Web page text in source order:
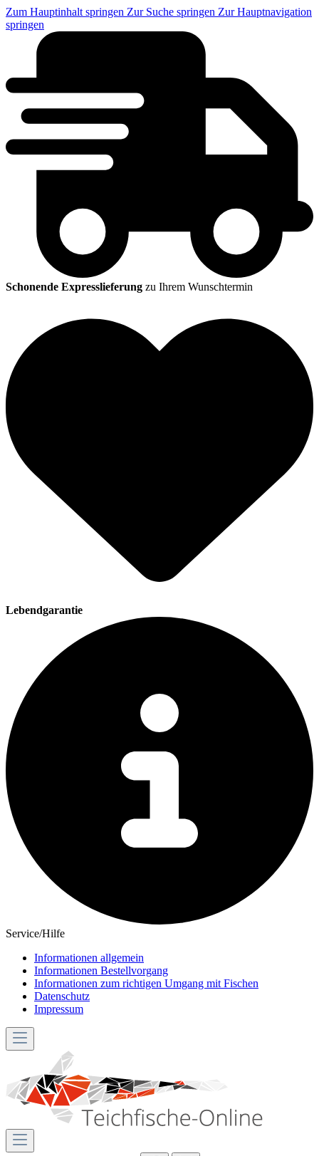
Zum Hauptinhalt springen Zur Suche springen Zur Hauptnavigation
springen
Schonende Expresslieferung zu Ihrem Wunschtermin
Lebendgarantie
Service/Hilfe
Informationen allgemein
Informationen Bestellvorgang
Informationen zum richtigen Umgang mit Fischen
Datenschutz
Impressum